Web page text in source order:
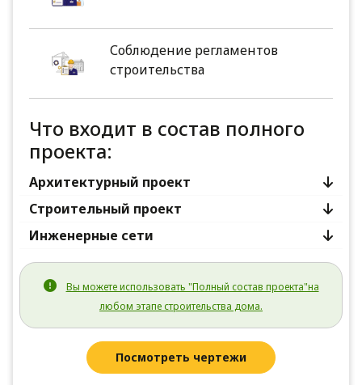
Соблюдение регламентов
строительства
Что входит в состав полного
проекта:
Архитектурный проект
Строительный проект
Инженерные сети
Вы можете использовать "Полный состав проекта"на
любом этапе строительства дома.
Посмотреть чертежи